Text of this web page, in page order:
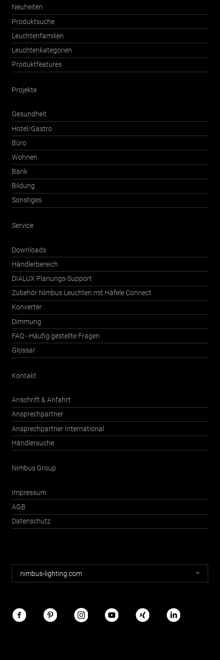
Neuheiten
Produktsuche
Leuchtenfamilien
Leuchtenkategorien
Produktfeatures
Projekte
Gesundheit
Hotel/Gastro
Büro
Wohnen
Bank
Bildung
Sonstiges
Service
Downloads
Händlerbereich
DIALUX Planungs-Support
Zubehör Nimbus Leuchten mit Häfele Connect
Konverter
Dimmung
FAQ - Häufig gestellte Fragen
Glossar
Kontakt
Anschrift & Anfahrt
Ansprechpartner
Ansprechpartner International
Händlersuche
Nimbus Group
Impressum
AGB
Datenschutz
Nimbus
Webseiten
nimbus-lighting.com
Nimbus
im